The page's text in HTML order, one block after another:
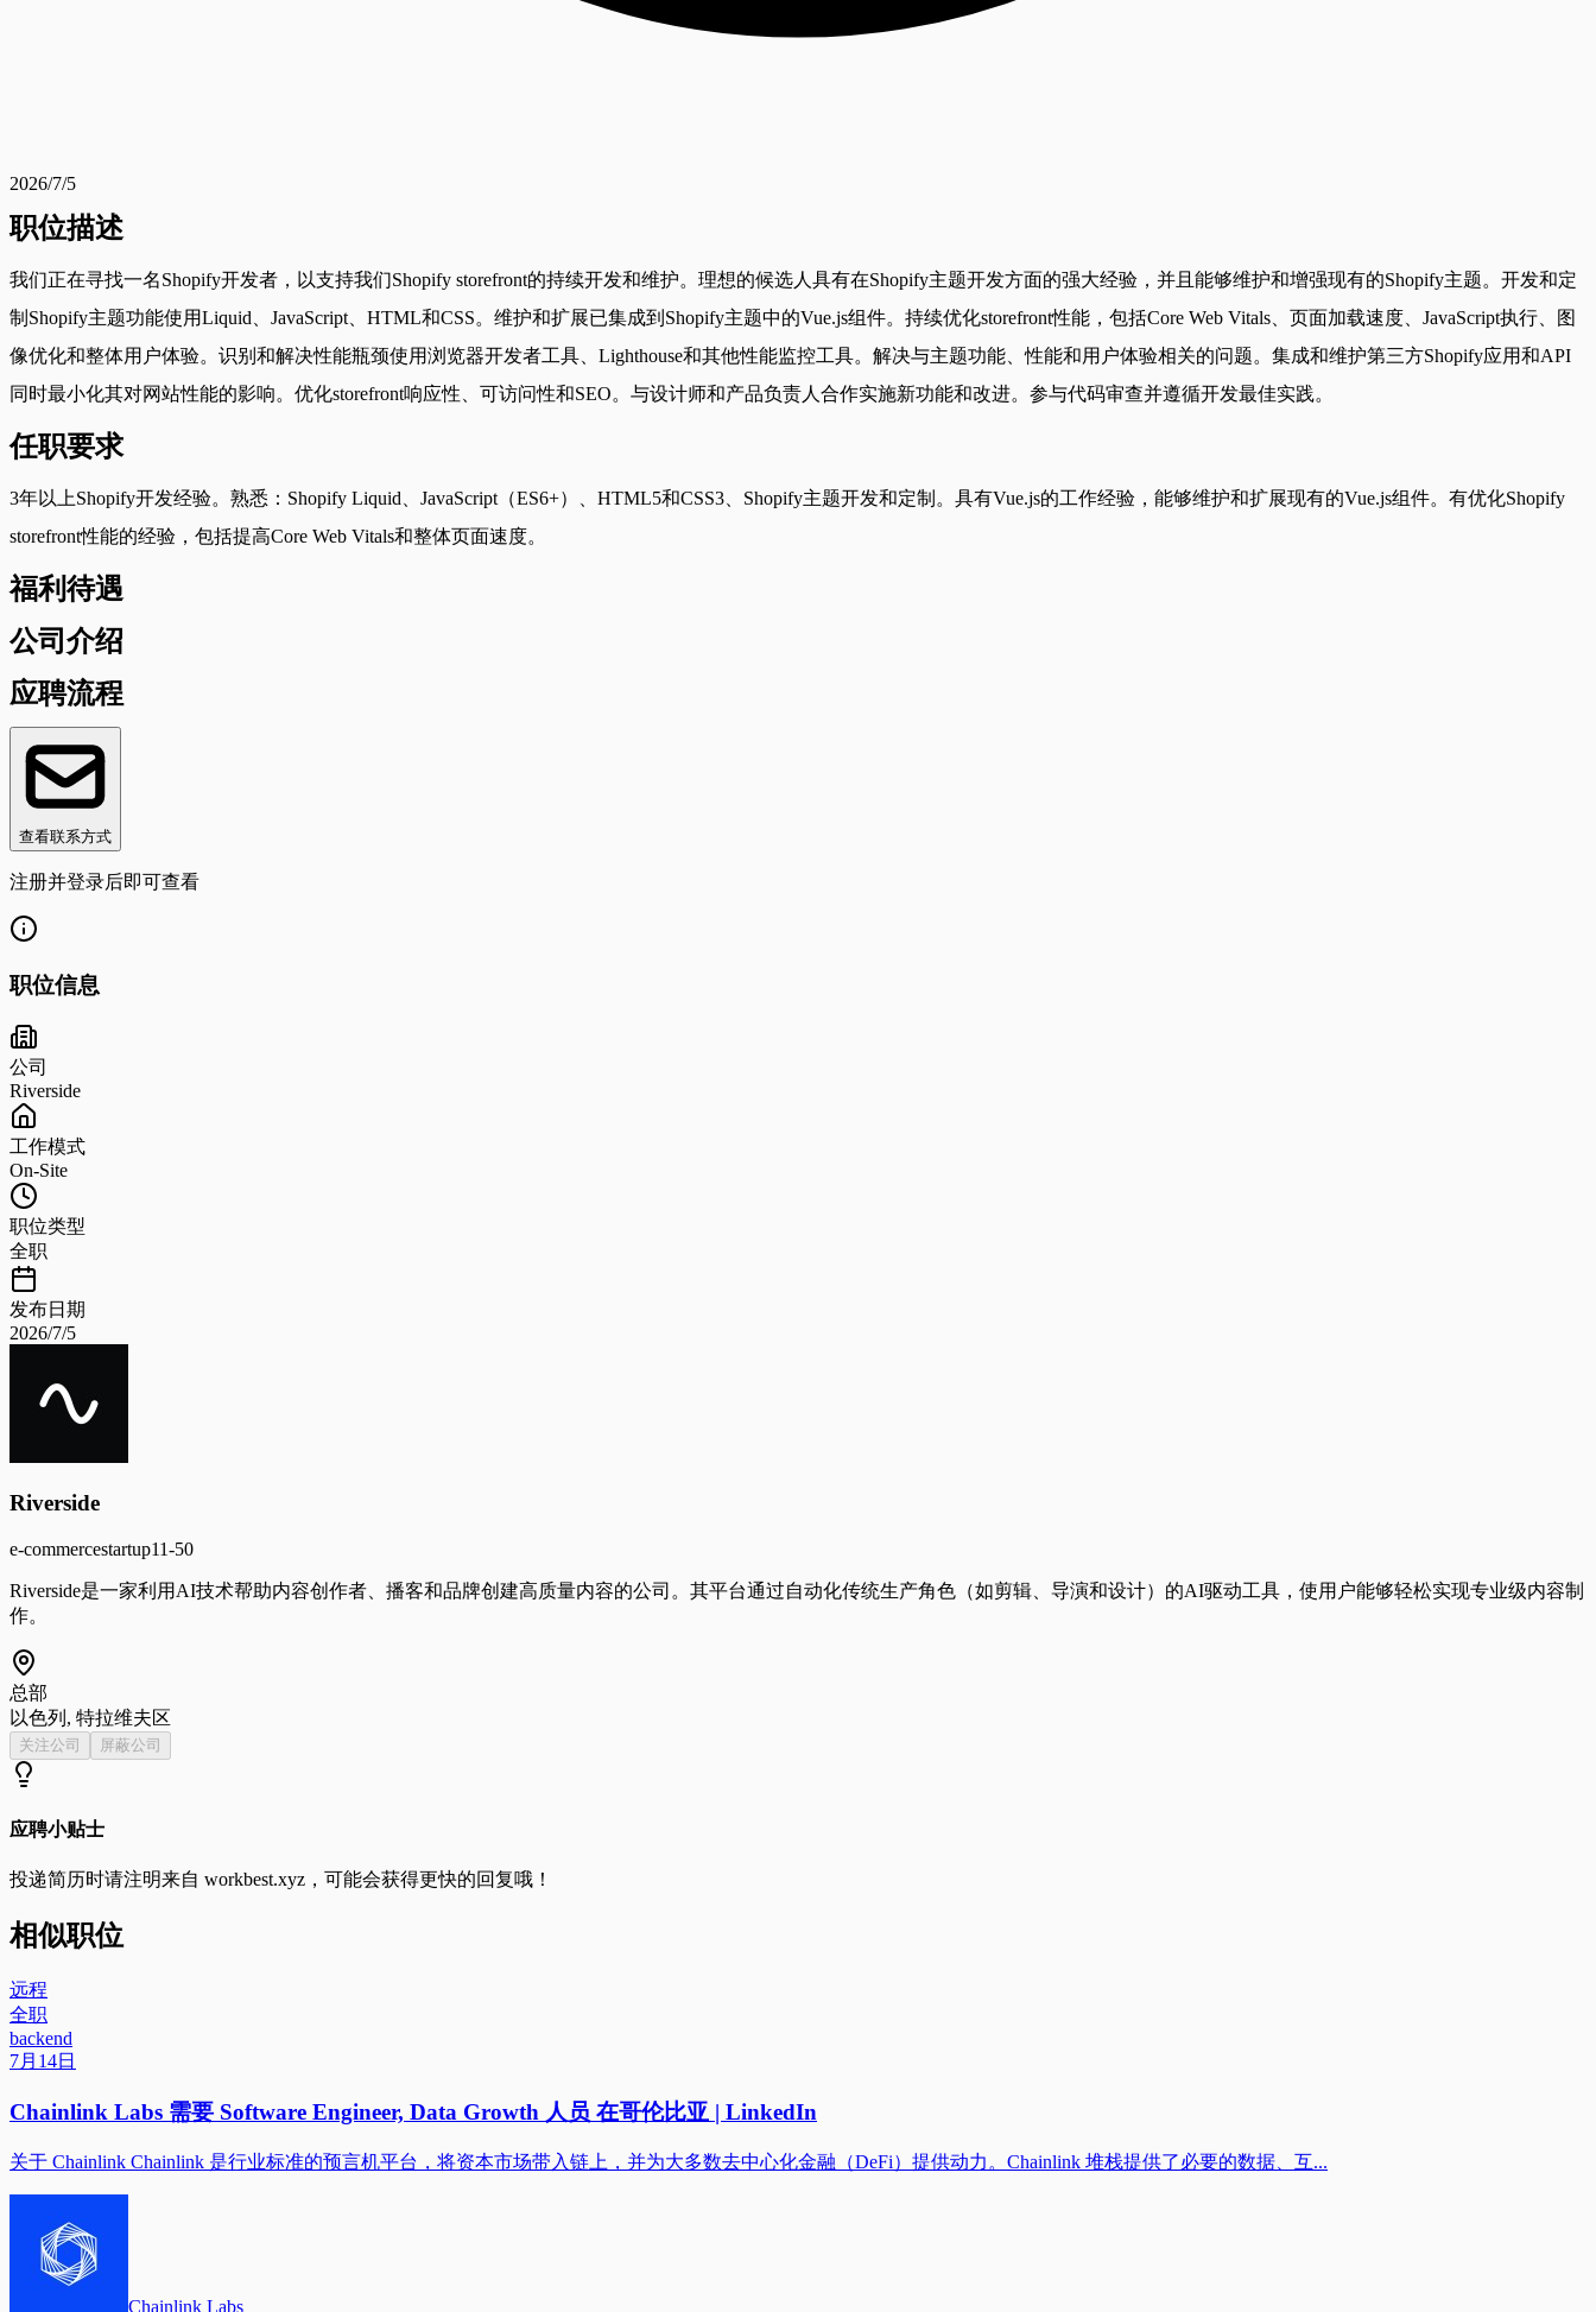
2026/7/5
职位描述
我们正在寻找一名Shopify开发者，以支持我们Shopify storefront的持续开发和维护。理想的候选人具有在Shopify主题开发方面的强大经验，并且能够维护和增强现有的Shopify主题。开发和定
制Shopify主题功能使用Liquid、JavaScript、HTML和CSS。维护和扩展已集成到Shopify主题中的Vue.js组件。持续优化storefront性能，包括Core Web Vitals、页面加载速度、JavaScript执行、图
像优化和整体用户体验。识别和解决性能瓶颈使用浏览器开发者工具、Lighthouse和其他性能监控工具。解决与主题功能、性能和用户体验相关的问题。集成和维护第三方Shopify应用和API
同时最小化其对网站性能的影响。优化storefront响应性、可访问性和SEO。与设计师和产品负责人合作实施新功能和改进。参与代码审查并遵循开发最佳实践。
任职要求
3年以上Shopify开发经验。熟悉：Shopify Liquid、JavaScript（ES6+）、HTML5和CSS3、Shopify主题开发和定制。具有Vue.js的工作经验，能够维护和扩展现有的Vue.js组件。有优化Shopify
storefront性能的经验，包括提高Core Web Vitals和整体页面速度。
福利待遇
公司介绍
应聘流程
查看联系方式
注册并登录后即可查看
职位信息
公司
Riverside
工作模式
On-Site
职位类型
全职
发布日期
2026/7/5
Riverside
e-commercestartup11-50
Riverside是一家利用AI技术帮助内容创作者、播客和品牌创建高质量内容的公司。其平台通过自动化传统生产角色（如剪辑、导演和设计）的AI驱动工具，使用户能够轻松实现专业级内容制
作。
总部
以色列, 特拉维夫区
关注公司 屏蔽公司
应聘小贴士
投递简历时请注明来自 workbest.xyz ，可能会获得更快的回复哦！
相似职位
远程
全职
backend
7月14日
Chainlink Labs 需要 Software Engineer, Data Growth 人员 在哥伦比亚 | LinkedIn
关于 Chainlink Chainlink 是行业标准的预言机平台，将资本市场带入链上，并为大多数去中心化金融（DeFi）提供动力。Chainlink 堆栈提供了必要的数据、互...
Chainlink Labs